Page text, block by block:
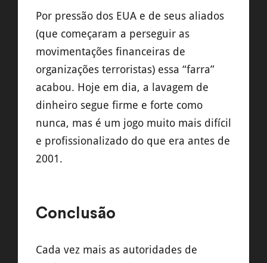
Por pressão dos EUA e de seus aliados
(que começaram a perseguir as
movimentações financeiras de
organizações terroristas) essa “farra”
acabou. Hoje em dia, a lavagem de
dinheiro segue firme e forte como
nunca, mas é um jogo muito mais difícil
e profissionalizado do que era antes de
2001.
Conclusão
Cada vez mais as autoridades de